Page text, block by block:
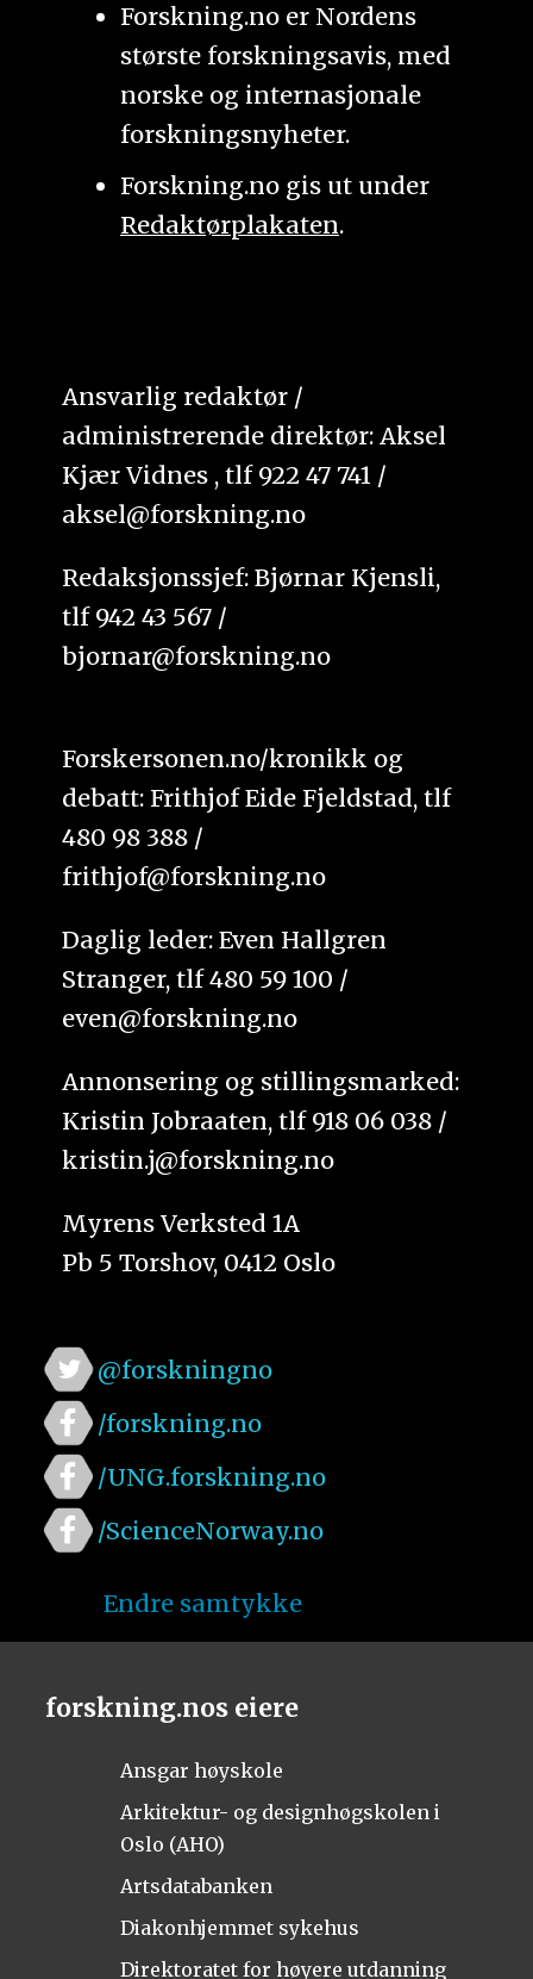
Forskning.no er Nordens
største forskningsavis, med
norske og internasjonale
forskningsnyheter.
Forskning.no gis ut under
Redaktørplakaten.
Ansvarlig redaktør /
administrerende direktør: Aksel
Kjær Vidnes , tlf 922 47 741 /
aksel@forskning.no
Redaksjonssjef: Bjørnar Kjensli,
tlf 942 43 567 /
bjornar@forskning.no
Forskersonen.no/kronikk og
debatt: Frithjof Eide Fjeldstad, tlf
480 98 388 /
frithjof@forskning.no
Daglig leder: Even Hallgren
Stranger, tlf 480 59 100 /
even@forskning.no
Annonsering og stillingsmarked:
Kristin Jobraaten, tlf 918 06 038 /
kristin.j@forskning.no
Myrens Verksted 1A
Pb 5 Torshov, 0412 Oslo
@forskningno
/forskning.no
/UNG.forskning.no
/ScienceNorway.no
Endre samtykke
forskning.nos eiere
Ansgar høyskole
Arkitektur- og designhøgskolen i
Oslo (AHO)
Artsdatabanken
Diakonhjemmet sykehus
Direktoratet for høyere utdanning